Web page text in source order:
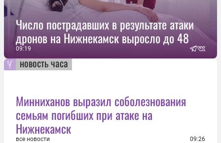
Число пострадавших в результате атаки
дронов на Нижнекамск выросло до 48
09:19
новость часа
Минниханов выразил соболезнования
семьям погибших при атаке на
Нижнекамск
все новости 09:26